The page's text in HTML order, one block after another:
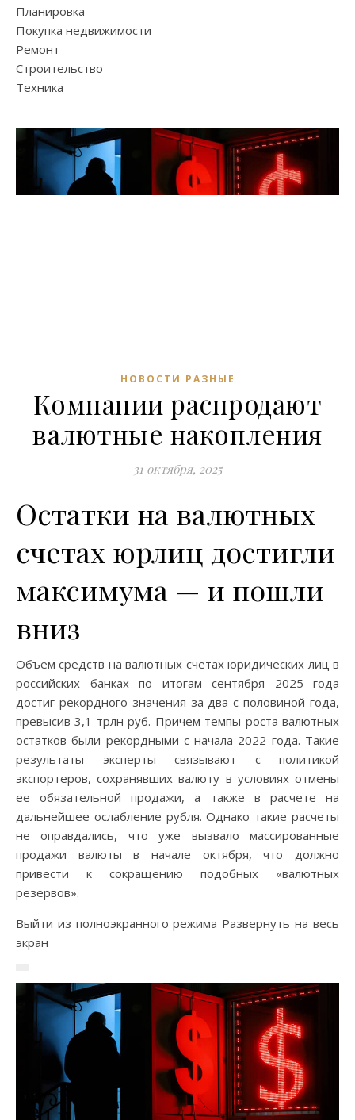
Планировка
Покупка недвижимости
Ремонт
Строительство
Техника
НОВОСТИ РАЗНЫЕ
Компании распродают
валютные накопления
31 октября, 2025
Остатки на валютных
счетах юрлиц достигли
максимума — и пошли
вниз
Объем средств на валютных счетах юридических лиц в
российских банках по итогам сентября 2025 года
достиг рекордного значения за два с половиной года,
превысив 3,1 трлн руб. Причем темпы роста валютных
остатков были рекордными с начала 2022 года. Такие
результаты эксперты связывают с политикой
экспортеров, сохранявших валюту в условиях отмены
ее обязательной продажи, а также в расчете на
дальнейшее ослабление рубля. Однако такие расчеты
не оправдались, что уже вызвало массированные
продажи валюты в начале октября, что должно
привести к сокращению подобных «валютных
резервов».
Выйти из полноэкранного режима Развернуть на весь
экран